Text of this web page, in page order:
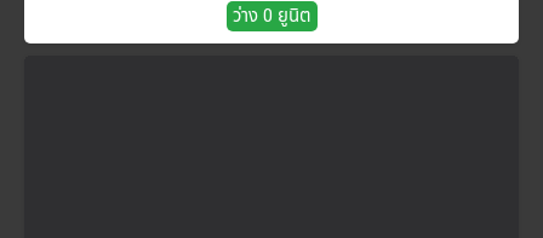
ว่าง 0 ยูนิต